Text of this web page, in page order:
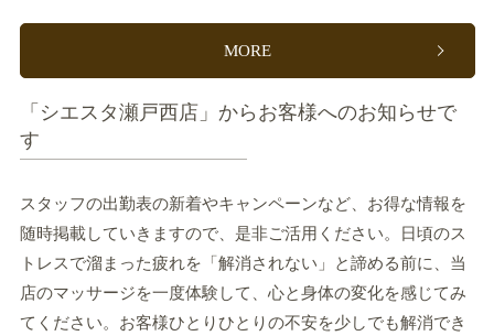
MORE
「シエスタ瀬戸西店」からお客様へのお知らせで
す
スタッフの出勤表の新着やキャンペーンなど、お得な情報を
随時掲載していきますので、是非ご活用ください。日頃のス
トレスで溜まった疲れを「解消されない」と諦める前に、当
店のマッサージを一度体験して、心と身体の変化を感じてみ
てください。お客様ひとりひとりの不安を少しでも解消でき